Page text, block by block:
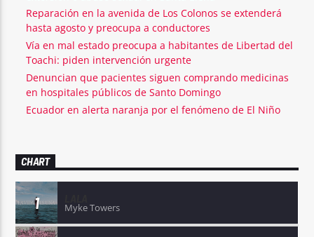
Reparación en la avenida de Los Colonos se extenderá
hasta agosto y preocupa a conductores
Vía en mal estado preocupa a habitantes de Libertad del
Toachi: piden intervención urgente
Denuncian que pacientes siguen comprando medicinas
en hospitales públicos de Santo Domingo
Ecuador en alerta naranja por el fenómeno de El Niño
CHART
1 Myke Towers